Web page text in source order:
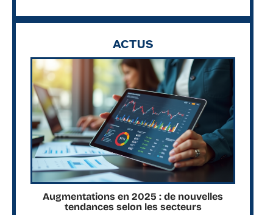
ACTUS
Augmentations en 2025 : de nouvelles
tendances selon les secteurs